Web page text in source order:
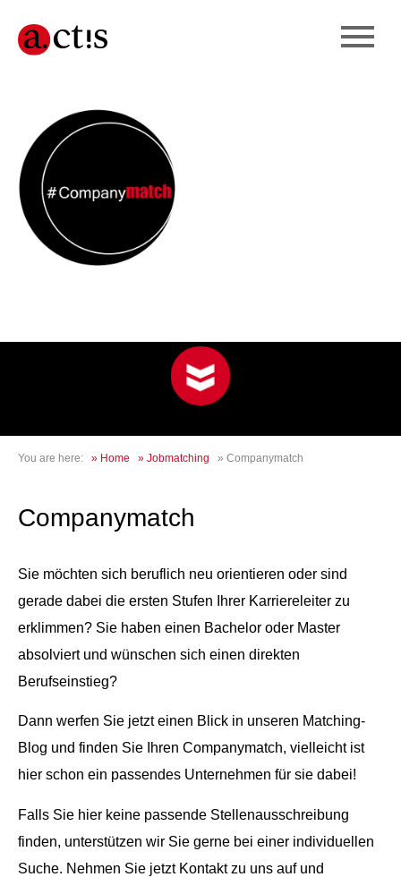
You are here: » Home » Jobmatching » Companymatch
Companymatch
Sie möchten sich beruflich neu orientieren oder sind
gerade dabei die ersten Stufen Ihrer Karriereleiter zu
erklimmen? Sie haben einen Bachelor oder Master
absolviert und wünschen sich einen direkten
Berufseinstieg?
Dann werfen Sie jetzt einen Blick in unseren Matching-
Blog und finden Sie Ihren Companymatch, vielleicht ist
hier schon ein passendes Unternehmen für sie dabei!
Falls Sie hier keine passende Stellenausschreibung
finden, unterstützen wir Sie gerne bei einer individuellen
Suche. Nehmen Sie jetzt Kontakt zu uns auf und